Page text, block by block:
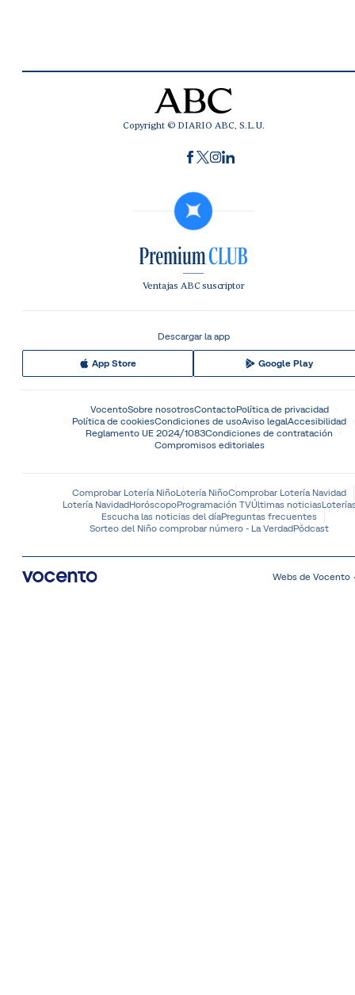
Copyright © DIARIO ABC, S.L.U.
Ventajas ABC suscriptor
Descargar la app
App Store Google Play
VocentoSobre nosotrosContactoPolítica de privacidad
Política de cookiesCondiciones de usoAviso legalAccesibilidad
Reglamento UE 2024/1083Condiciones de contratación
Compromisos editoriales
Comprobar Lotería NiñoLotería NiñoComprobar Lotería Navidad
Lotería NavidadHoróscopoProgramación TVÚltimas noticias
Escucha las noticias del díaPreguntas frecuentes
Sorteo del Niño comprobar número - La VerdadPódcast
Webs de Vocento